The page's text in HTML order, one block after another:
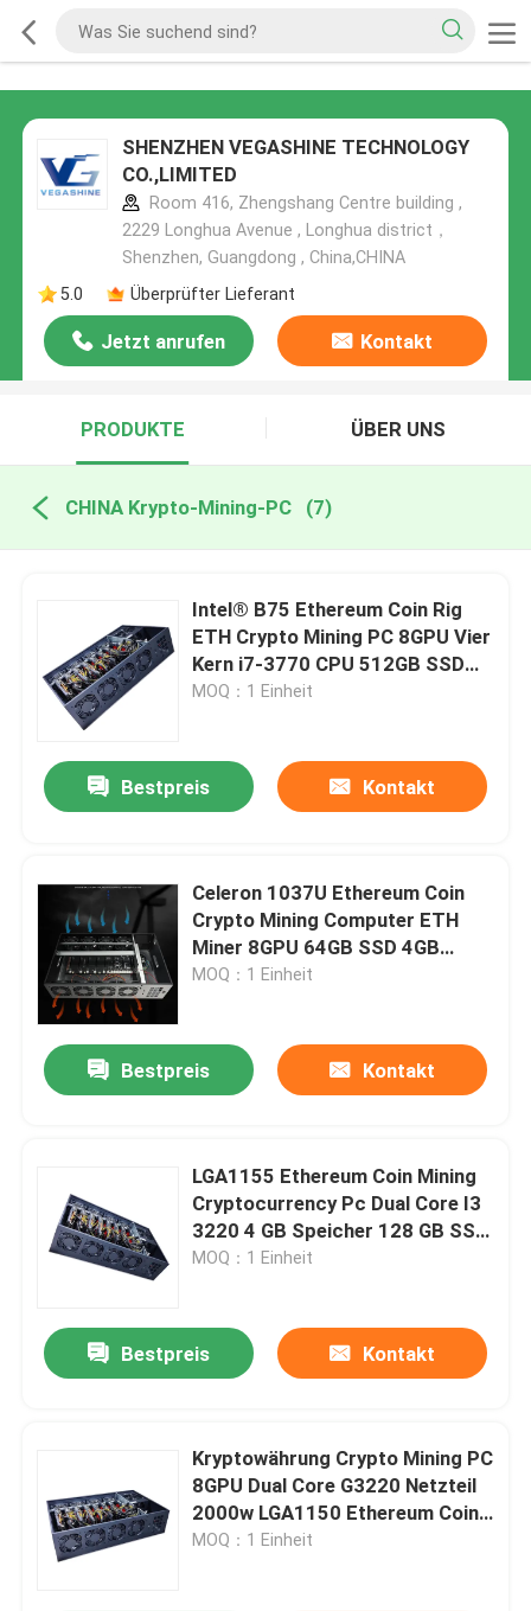
SHENZHEN VEGASHINE TECHNOLOGY
CO.,LIMITED
Room 416, Zhengshang Centre building ,
2229 Longhua Avenue , Longhua district，
Shenzhen, Guangdong , China,CHINA
5.0
Überprüfter Lieferant
Jetzt anrufen Kontakt
PRODUKTE ÜBER UNS
CHINA Krypto-Mining-PC (7)
Intel® B75 Ethereum Coin Rig
ETH Crypto Mining PC 8GPU Vier
Kern i7-3770 CPU 512GB SSD
8GB Speicher
MOQ：1 Einheit
Bestpreis Kontakt
Celeron 1037U Ethereum Coin
Crypto Mining Computer ETH
Miner 8GPU 64GB SSD 4GB
DDR3
MOQ：1 Einheit
Bestpreis Kontakt
LGA1155 Ethereum Coin Mining
Cryptocurrency Pc Dual Core I3
3220 4 GB Speicher 128 GB SSD
Mining Rig Pc
MOQ：1 Einheit
Bestpreis Kontakt
Kryptowährung Crypto Mining PC
8GPU Dual Core G3220 Netzteil
2000w LGA1150 Ethereum Coin
Rig
MOQ：1 Einheit